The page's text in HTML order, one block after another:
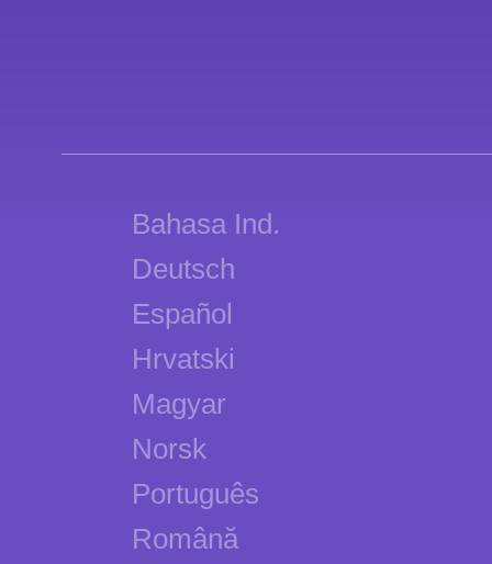
Bahasa Ind.
Deutsch
Español
Hrvatski
Magyar
Norsk
Português
Română